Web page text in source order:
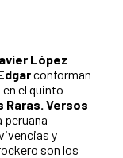
López
conforman
el quinto
Raras. Versos
peruana
y
son los